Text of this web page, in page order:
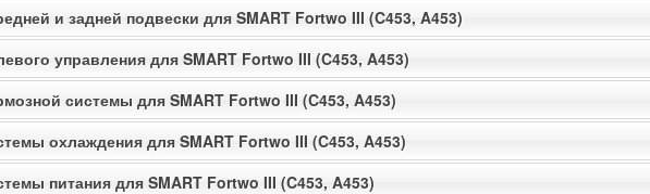
и задней подвески для SMART Fortwo III (C453, A453)
управления для SMART Fortwo III (C453, A453)
системы для SMART Fortwo III (C453, A453)
охлаждения для SMART Fortwo III (C453, A453)
питания для SMART Fortwo III (C453, A453)